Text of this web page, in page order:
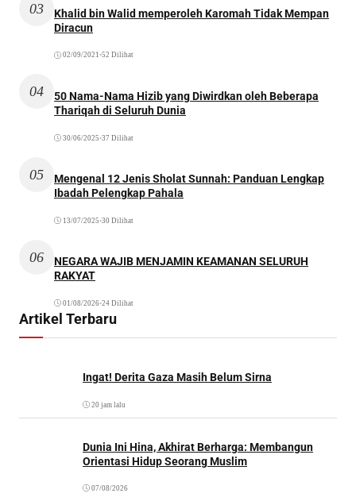
03
Khalid bin Walid memperoleh Karomah Tidak Mempan
Diracun
02/09/2021 •52 Dilihat
04
50 Nama-Nama Hizib yang Diwirdkan oleh Beberapa
Thariqah di Seluruh Dunia
30/06/2025 •37 Dilihat
05
Mengenal 12 Jenis Sholat Sunnah: Panduan Lengkap
Ibadah Pelengkap Pahala
13/07/2025 •30 Dilihat
06
NEGARA WAJIB MENJAMIN KEAMANAN SELURUH
RAKYAT
01/08/2026•24 Dilihat
Artikel Terbaru
Ingat! Derita Gaza Masih Belum Sirna
20 jam lalu
Dunia Ini Hina, Akhirat Berharga: Membangun
Orientasi Hidup Seorang Muslim
07/08/2026